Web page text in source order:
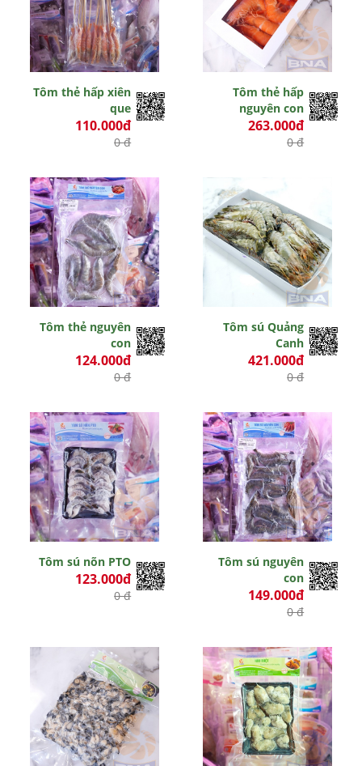
Tôm thẻ hấp xiên
que
110.000đ
0 đ
Tôm thẻ hấp
nguyên con
263.000đ
0 đ
Tôm thẻ nguyên
con
124.000đ
0 đ
Tôm sú Quảng
Canh
421.000đ
0 đ
Tôm sú nõn PTO
123.000đ
0 đ
Tôm sú nguyên
con
149.000đ
0 đ